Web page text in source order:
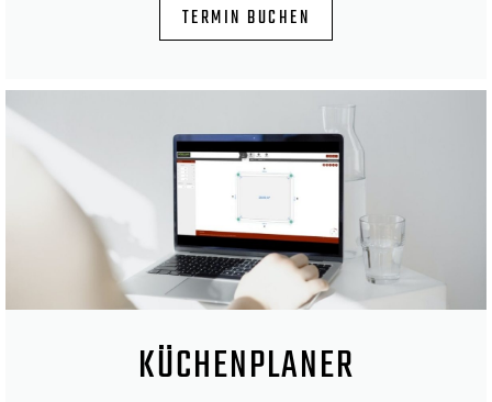
TERMIN BUCHEN
KÜCHENPLANER